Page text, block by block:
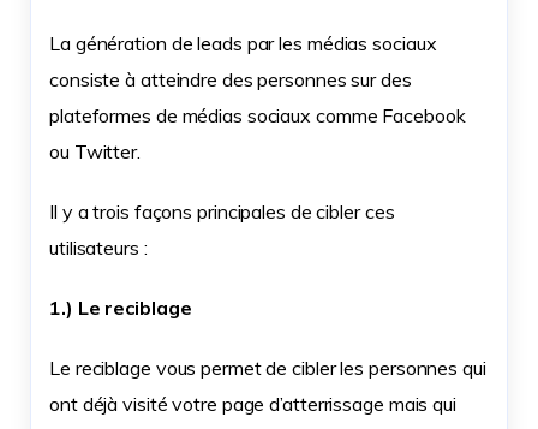
La génération de leads par les médias sociaux
consiste à atteindre des personnes sur des
plateformes de médias sociaux comme Facebook
ou Twitter.
Il y a trois façons principales de cibler ces
utilisateurs :
1.) Le reciblage
Le reciblage vous permet de cibler les personnes qui
ont déjà visité votre page d’atterrissage mais qui